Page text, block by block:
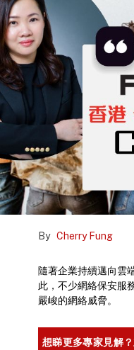
By Cherry Fung
隨著企業持續邁向雲
此，不少網絡保安服
嚴峻的網絡威脅。
想睇更多專家見解